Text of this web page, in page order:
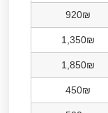
920₪
1,350₪
1,850₪
450₪